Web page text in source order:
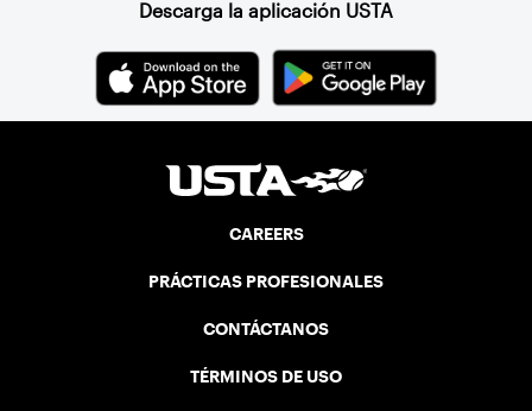
Descarga la aplicación USTA
CAREERS
PRÁCTICAS PROFESIONALES
CONTÁCTANOS
TÉRMINOS DE USO